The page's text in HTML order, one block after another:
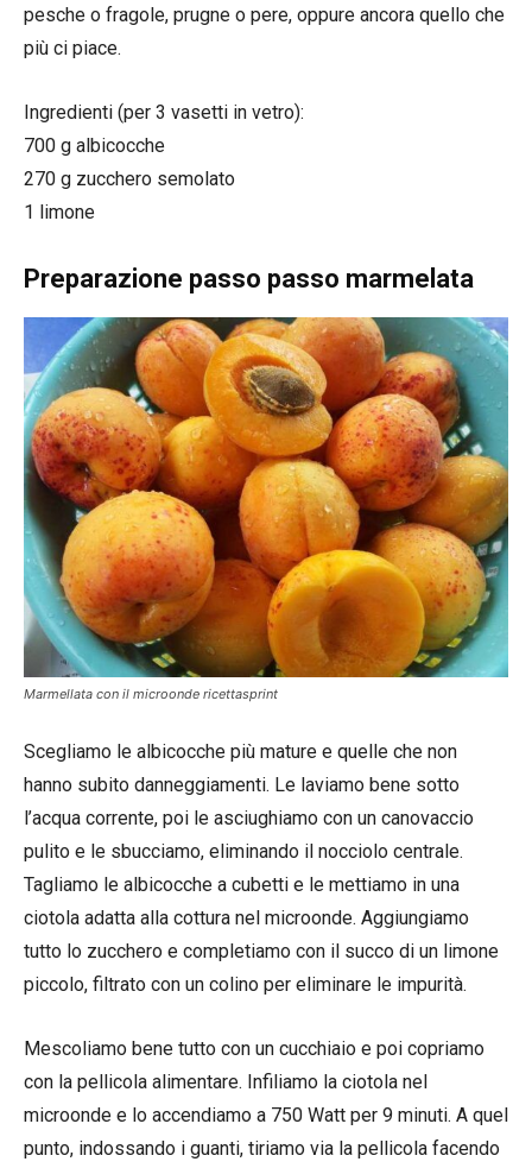
pesche o fragole, prugne o pere, oppure ancora quello che
più ci piace.
Ingredienti (per 3 vasetti in vetro):
700 g albicocche
270 g zucchero semolato
1 limone
Preparazione passo passo marmelata
Marmellata con il microonde ricettasprint
Scegliamo le albicocche più mature e quelle che non
hanno subito danneggiamenti. Le laviamo bene sotto
l’acqua corrente, poi le asciughiamo con un canovaccio
pulito e le sbucciamo, eliminando il nocciolo centrale.
Tagliamo le albicocche a cubetti e le mettiamo in una
ciotola adatta alla cottura nel microonde. Aggiungiamo
tutto lo zucchero e completiamo con il succo di un limone
piccolo, filtrato con un colino per eliminare le impurità.
Mescoliamo bene tutto con un cucchiaio e poi copriamo
con la pellicola alimentare. Infiliamo la ciotola nel
microonde e lo accendiamo a 750 Watt per 9 minuti. A quel
punto, indossando i guanti, tiriamo via la pellicola facendo